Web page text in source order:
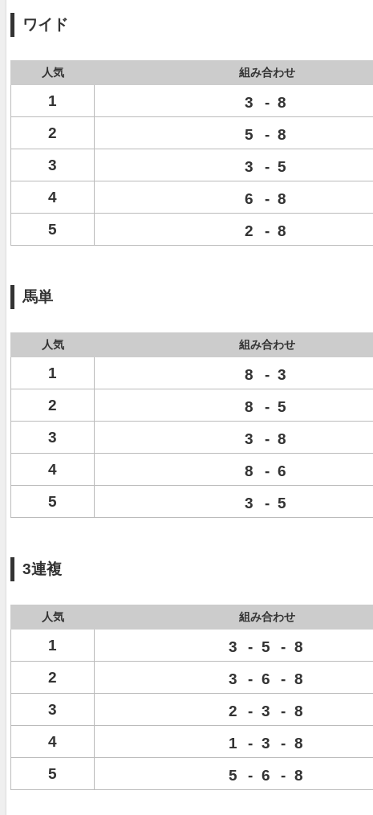
ワイド
人気 組み合わせ
1 3 - 8
2
5 - 8
3
3 - 5
4
6 - 8
5
2 - 8
馬単
人気 組み合わせ
1 8 - 3
2
8 - 5
3
3 - 8
4
8 - 6
5
3 - 5
3連複
人気 組み合わせ
1 3 - 5 - 8
2
3 - 6 - 8
3
2 - 3 - 8
4
1 - 3 - 8
5
5 - 6 - 8